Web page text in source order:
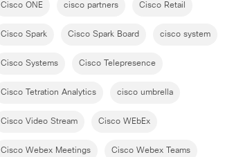
Cisco ONE cisco partners Cisco Retail
Cisco Spark Cisco Spark Board cisco system
Cisco Systems Cisco Telepresence
Cisco Tetration Analytics cisco umbrella
Cisco Video Stream Cisco WEbEx
Cisco Webex Meetings Cisco Webex Teams